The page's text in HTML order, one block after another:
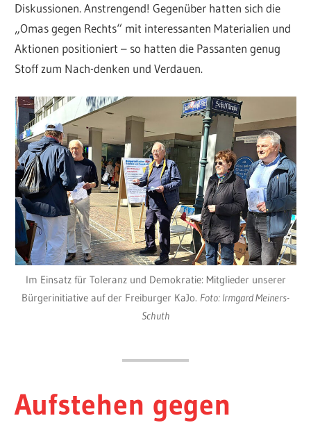
Diskussionen. Anstrengend! Gegenüber hatten sich die
„Omas gegen Rechts“ mit interessanten Materialien und
Aktionen positioniert – so hatten die Passanten genug
Stoff zum Nach-denken und Verdauen.
Im Einsatz für Toleranz und Demokratie: Mitglieder unserer
Bürgerinitiative auf der Freiburger KaJo. Foto: Irmgard Meiners-
Schuth
Aufstehen gegen